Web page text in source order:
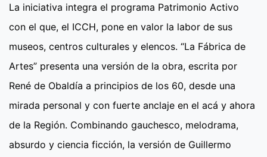
La iniciativa integra el programa Patrimonio Activo
con el que, el ICCH, pone en valor la labor de sus
museos, centros culturales y elencos. “La Fábrica de
Artes” presenta una versión de la obra, escrita por
René de Obaldía a principios de los 60, desde una
mirada personal y con fuerte anclaje en el acá y ahora
de la Región. Combinando gauchesco, melodrama,
absurdo y ciencia ficción, la versión de Guillermo